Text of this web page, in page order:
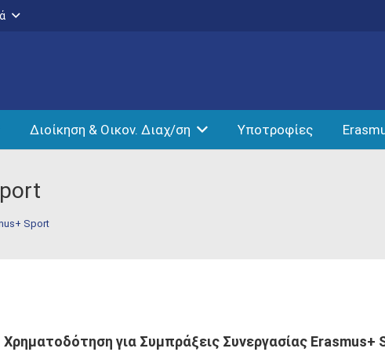
Διοίκηση & Οικον. Διαχ/ση Υποτροφίες
Sport
Χρηματοδότηση για Συμπράξεις Συνεργασίας Erasmus+